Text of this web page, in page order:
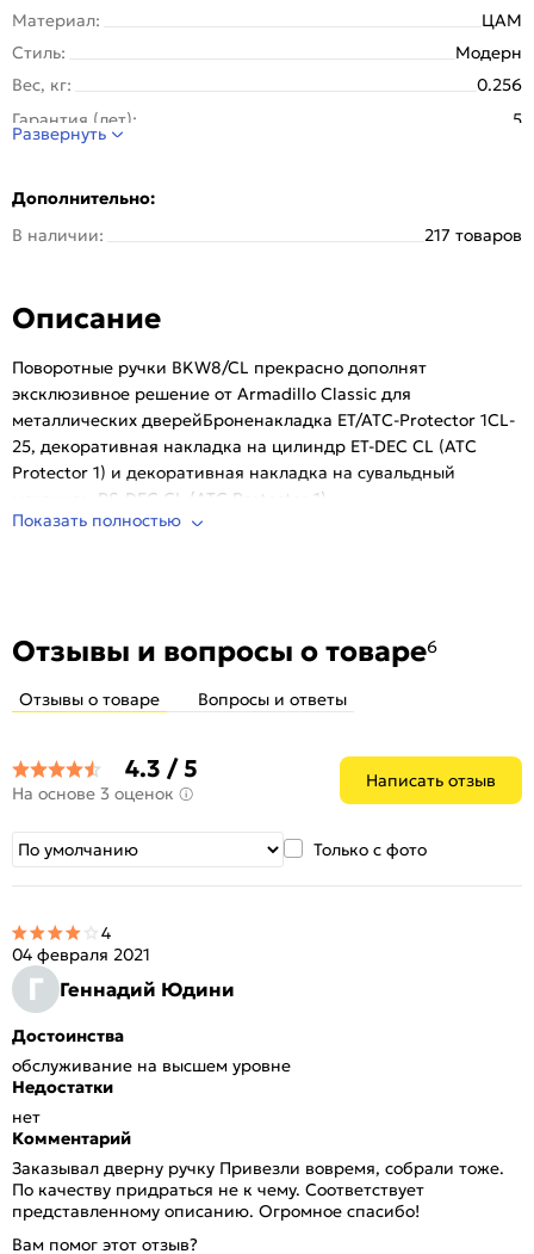
Материал:
ЦАМ
Стиль:
Модерн
Вес, кг:
0.256
Гарантия (лет):
5
Серия:
Classic
Количество шт. в упаковке:
Развернуть
Дополнительно:
В наличии:
217 товаров
Описание
Поворотные ручки BKW8/CL прекрасно дополнят
эксклюзивное решение от Armadillo Classic для
металлических дверейБроненакладка ET/ATC-Protector 1CL-
25, декоративная накладка на цилиндр ET-DEC CL (ATC
Protector 1) и декоративная накладка на сувальдный
механизм PS-DEC CL (ATC Protector 1).
Показать полностью
Отзывы и вопросы о товаре6
Отзывы о товаре Вопросы и ответы
4.3 / 5
На основе 3 оценок
Написать отзыв
Только с фото
Г Геннадий Юдини
04 февраля 2021
4
Достоинства
обслуживание на высшем уровне
Недостатки
нет
Комментарий
Заказывал дверну ручку Привезли вовремя, собрали тоже.
По качеству придраться не к чему. Соответствует
представленному описанию. Огромное спасибо!
Вам помог этот отзыв?